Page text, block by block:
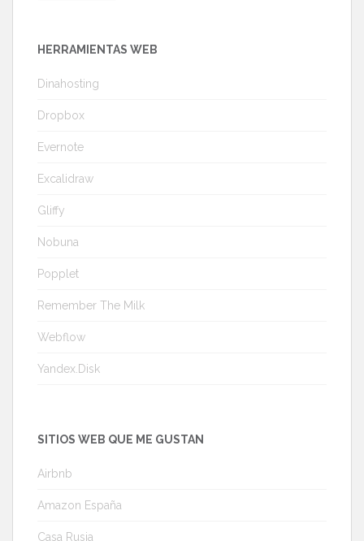
HERRAMIENTAS WEB
Dinahosting
Dropbox
Evernote
Excalidraw
Gliffy
Nobuna
Popplet
Remember The Milk
Webflow
Yandex.Disk
SITIOS WEB QUE ME GUSTAN
Airbnb
Amazon España
Casa Rusia